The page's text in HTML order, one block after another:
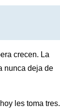
crecen. La
nunca deja de
les toma tres.